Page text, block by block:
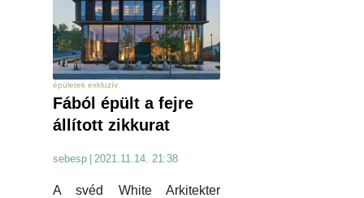
épületek exkluzív
Fából épült a fejre
állított zikkurat
sebesp | 2021.11.14. 21:38
A svéd White Arkitekter